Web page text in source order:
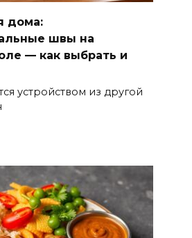
дома:
швы на
— как выбрать и
устройством из другой